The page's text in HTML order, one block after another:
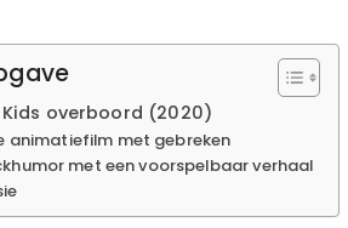
Kids overboord (2020)
animatiefilm met gebreken
met een voorspelbaar verhaal